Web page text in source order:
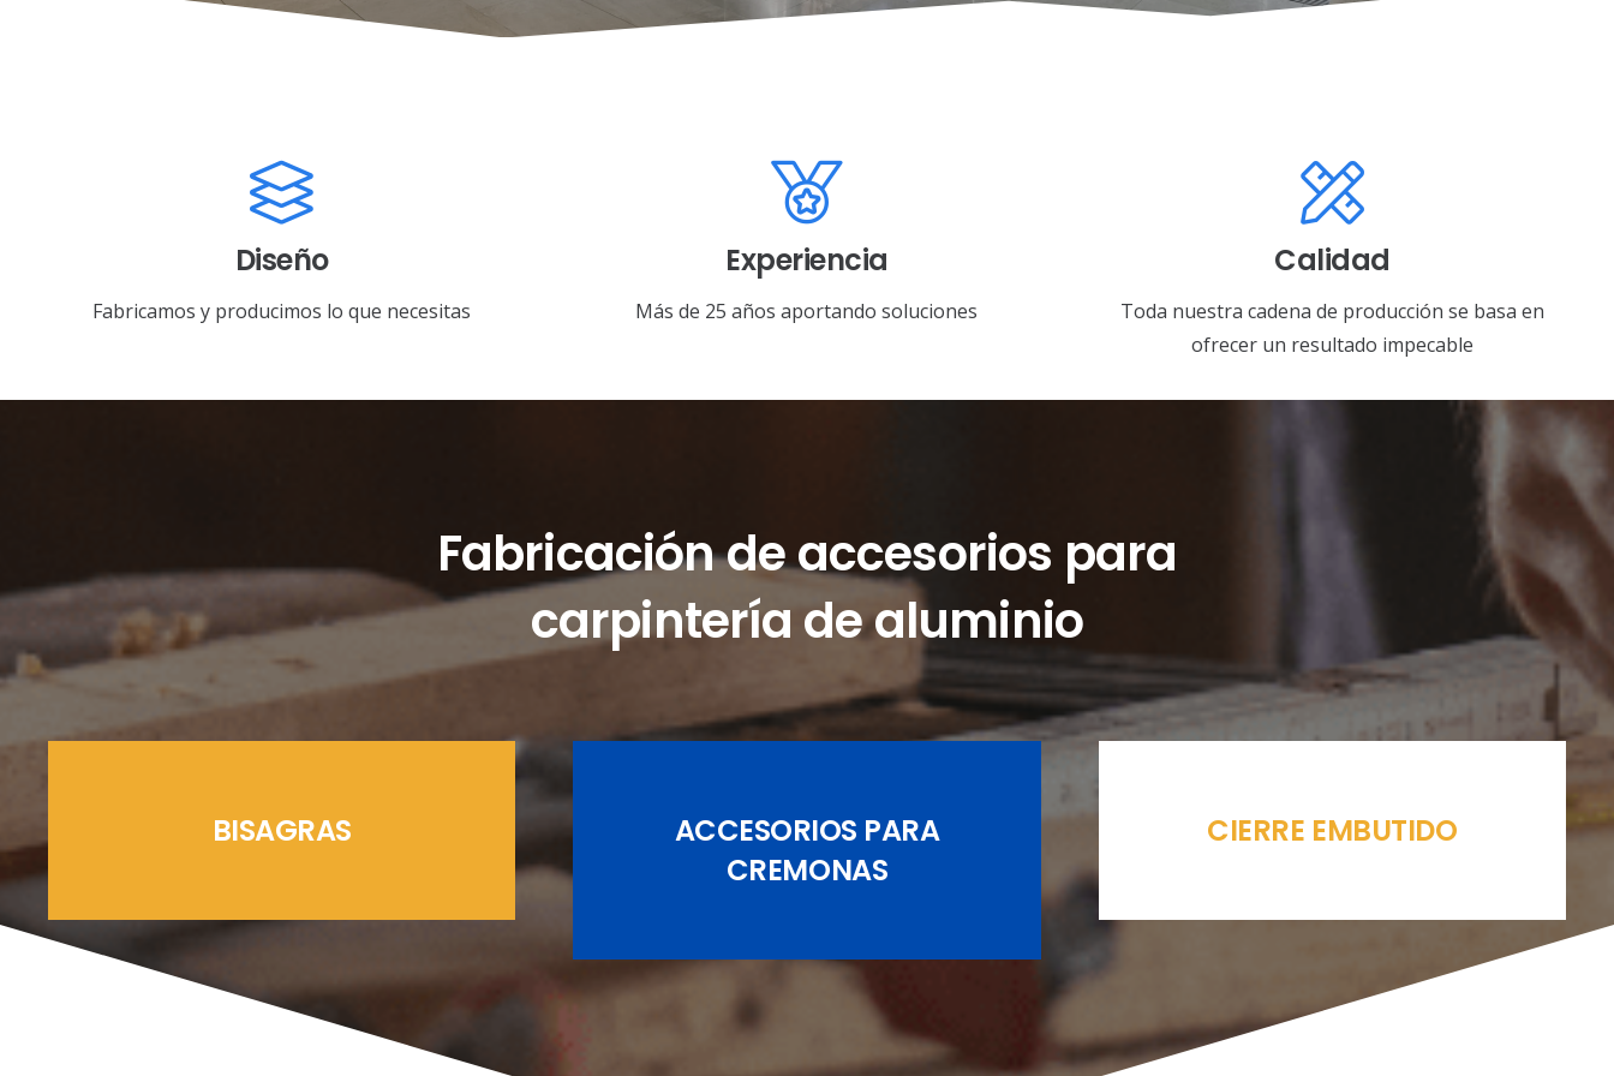
Diseño
Fabricamos y producimos lo que necesitas
Experiencia
Más de 25 años aportando soluciones
Calidad
Toda nuestra cadena de producción se basa en
ofrecer un resultado impecable
Fabricación de accesorios para
carpintería de aluminio
BISAGRAS
ACCESORIOS PARA
CREMONAS
JUEGOS DE PASADORES CIERRE EMBUTIDO
KIT CORREDERA